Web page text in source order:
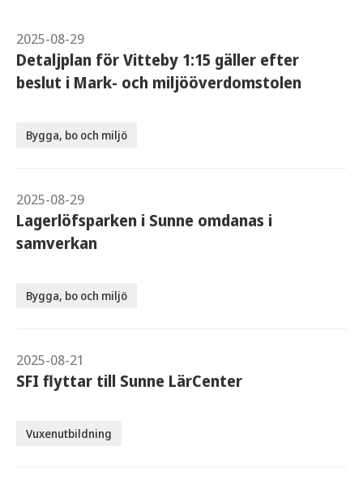
2025-08-29
Detaljplan för Vitteby 1:15 gäller efter
beslut i Mark- och miljööverdomstolen
Bygga, bo och miljö
2025-08-29
Lagerlöfsparken i Sunne omdanas i
samverkan
Bygga, bo och miljö
2025-08-21
SFI flyttar till Sunne LärCenter
Vuxenutbildning